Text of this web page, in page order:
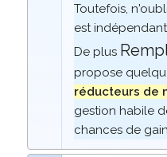
Toutefois,
est
De plus
propose
réducteurs de
gestion habile
chances de